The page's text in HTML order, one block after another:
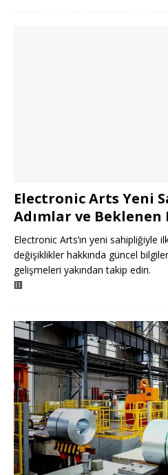
Electronic Arts Yeni
Adımlar ve
Electronic Arts’ın yeni sahipliğiyle
değişiklikler hakkında güncel
gelişmeleri yakından takip edin.
🟥